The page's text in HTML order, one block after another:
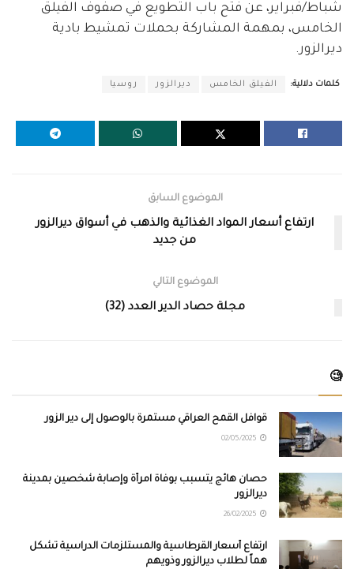
شباط/فبراير، عن فتح باب التطويع في صفوف الفيلق
الخامس، بمهمة المشاركة بحملات تمشيط بادية
ديرالزور.
كلمات دلالية: الفيلق الخامس ديرالزور روسيا
الموضوع السابق
ارتفاع أسعار المواد الغذائية والذهب في أسواق ديرالزور
من جديد
الموضوع التالي
مجلة حصاد الدير العدد (32)
🧐
قوافل القمح العراقي مستمرة بالوصول إلى دير الزور
حصان هائج يتسبب بوفاة امرأة وإصابة شخصين بمدينة
ديرالزور
ارتفاع أسعار القرطاسية والمستلزمات الدراسية تشكل
هماً لطلاب ديرالزور وذويهم